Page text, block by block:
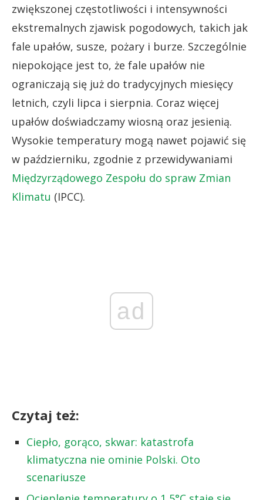
zwiększonej częstotliwości i intensywności
ekstremalnych zjawisk pogodowych, takich jak
fale upałów, susze, pożary i burze. Szczególnie
niepokojące jest to, że fale upałów nie
ograniczają się już do tradycyjnych miesięcy
letnich, czyli lipca i sierpnia. Coraz więcej
upałów doświadczamy wiosną oraz jesienią.
Wysokie temperatury mogą nawet pojawić się
w październiku, zgodnie z przewidywaniami
Międzyrządowego Zespołu do spraw Zmian
Klimatu (IPCC).
ad
Czytaj też:
Ciepło, gorąco, skwar: katastrofa
klimatyczna nie ominie Polski. Oto
scenariusze